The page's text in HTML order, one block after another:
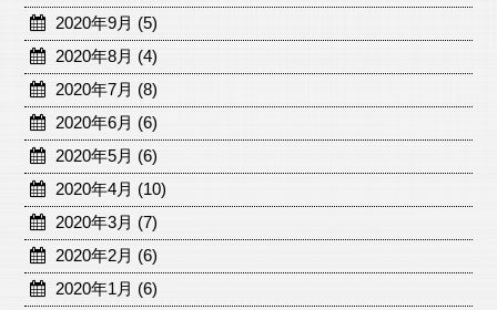
2020年9月 (5)
2020年8月 (4)
2020年7月 (8)
2020年6月 (6)
2020年5月 (6)
2020年4月 (10)
2020年3月 (7)
2020年2月 (6)
2020年1月 (6)